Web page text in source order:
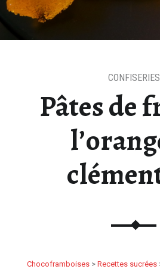
Pâtes de
CONFISERIES
Chocoframboises> Recettes sucrées